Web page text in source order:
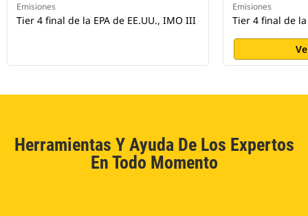
Emisiones
Tier 4 final de la EPA de EE.UU., IMO III
Emisiones
Tier 4 final de la
Herramientas Y Ayuda De Los Expertos
En Todo Momento